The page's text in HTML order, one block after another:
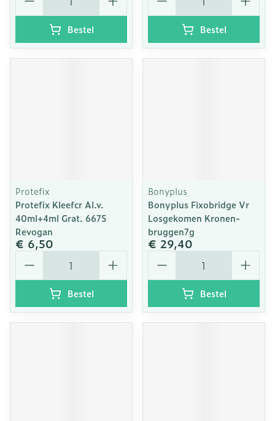
Bestel Bestel
Protefix
Protefix Kleefcr Al.v.
40ml+4ml Grat. 6675
Revogan
€ 6,50
Aantal
Bestel
Bonyplus
Bonyplus Fixobridge Vr
Losgekomen Kronen-
bruggen7g
€ 29,40
Aantal
Bestel